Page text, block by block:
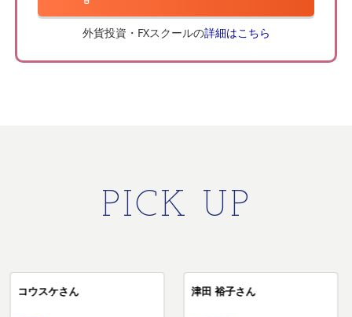
外貨投資・FXスクールの詳細はこちら
PICK UP
コウスケさん 津田 裕子さん